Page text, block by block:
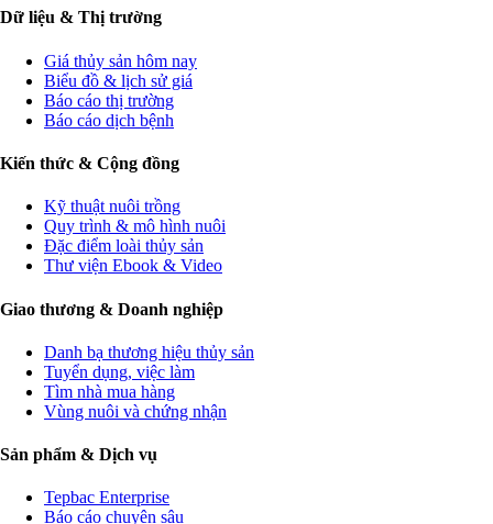
Dữ liệu & Thị trường
Giá thủy sản hôm nay
Biểu đồ & lịch sử giá
Báo cáo thị trường
Báo cáo dịch bệnh
Kiến thức & Cộng đồng
Kỹ thuật nuôi trồng
Quy trình & mô hình nuôi
Đặc điểm loài thủy sản
Thư viện Ebook & Video
Giao thương & Doanh nghiệp
Danh bạ thương hiệu thủy sản
Tuyển dụng, việc làm
Tìm nhà mua hàng
Vùng nuôi và chứng nhận
Sản phẩm & Dịch vụ
Tepbac Enterprise
Báo cáo chuyên sâu